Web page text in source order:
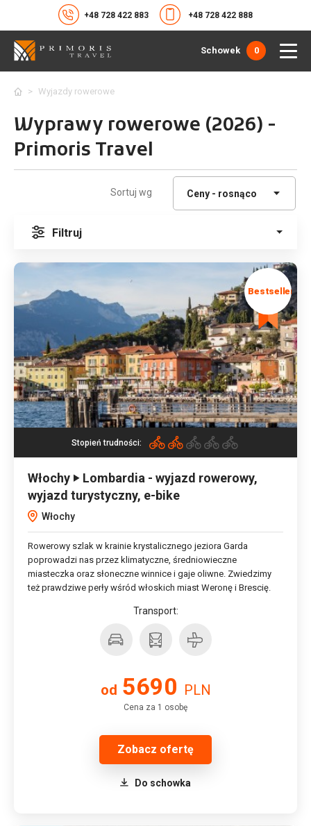
+48 728 422 883 +48 728 422 888
Schowek 0
> Wyjazdy rowerowe
Wyprawy rowerowe (2026) -
Primoris Travel
Sortuj wg
Filtruj
Stopień trudności:
Włochy ‣ Lombardia - wyjazd rowerowy,
wyjazd turystyczny, e-bike
Włochy
Rowerowy szlak w krainie krystalicznego jeziora Garda
poprowadzi nas przez klimatyczne, średniowieczne
miasteczka oraz słoneczne winnice i gaje oliwne. Zwiedzimy
też prawdziwe perły wśród włoskich miast Weronę i Brescię.
od 5690 PLN
Cena za 1 osobę
Transport:
Zobacz ofertę
Do schowka